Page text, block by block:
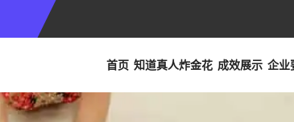
首页 知道真人炸金花 成效展示 企业